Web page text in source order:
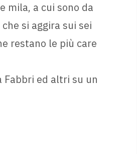
mila, a cui sono da
si aggira sui sei
restano le più care
Fabbri ed altri su un